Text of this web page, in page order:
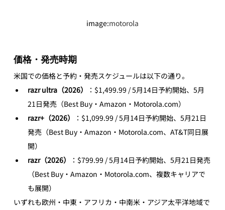
image:motorola
価格・発売時期
米国での価格と予約・発売スケジュールは以下の通り。
razr ultra（2026）
：$1,499.99 / 5月14日予約開始、5月
21日発売（Best Buy・Amazon・Motorola.com）
razr+（2026）
：$1,099.99 / 5月14日予約開始、5月21日
発売（Best Buy・Amazon・Motorola.com、AT&T同日展
開）
razr（2026）
：$799.99 / 5月14日予約開始、5月21日発売
（Best Buy・Amazon・Motorola.com、複数キャリアで
も展開）
いずれも欧州・中東・アフリカ・中南米・アジア太平洋地域で